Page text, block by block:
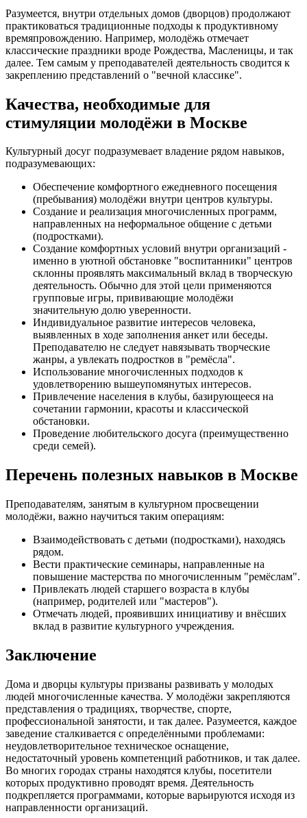
Разумеется, внутри отдельных домов (дворцов) продолжают
практиковаться традиционные подходы к продуктивному
времяпровождению. Например, молодёжь отмечает
классические праздники вроде Рождества, Масленицы, и так
далее. Тем самым у преподавателей деятельность сводится к
закреплению представлений о "вечной классике".
Качества, необходимые для
стимуляции молодёжи в Москве
Культурный досуг подразумевает владение рядом навыков,
подразумевающих:
Обеспечение комфортного ежедневного посещения
(пребывания) молодёжи внутри центров культуры.
Создание и реализация многочисленных программ,
направленных на неформальное общение с детьми
(подростками).
Создание комфортных условий внутри организаций -
именно в уютной обстановке "воспитанники" центров
склонны проявлять максимальный вклад в творческую
деятельность. Обычно для этой цели применяются
групповые игры, прививающие молодёжи
значительную долю уверенности.
Индивидуальное развитие интересов человека,
выявленных в ходе заполнения анкет или беседы.
Преподавателю не следует навязывать творческие
жанры, а увлекать подростков в "ремёсла".
Использование многочисленных подходов к
удовлетворению вышеупомянутых интересов.
Привлечение населения в клубы, базирующееся на
сочетании гармонии, красоты и классической
обстановки.
Проведение любительского досуга (преимущественно
среди семей).
Перечень полезных навыков в Москве
Преподавателям, занятым в культурном просвещении
молодёжи, важно научиться таким операциям:
Взаимодействовать с детьми (подростками), находясь
рядом.
Вести практические семинары, направленные на
повышение мастерства по многочисленным "ремёслам".
Привлекать людей старшего возраста в клубы
(например, родителей или "мастеров").
Отмечать людей, проявивших инициативу и внёсших
вклад в развитие культурного учреждения.
Заключение
Дома и дворцы культуры призваны развивать у молодых
людей многочисленные качества. У молодёжи закрепляются
представления о традициях, творчестве, спорте,
профессиональной занятости, и так далее. Разумеется, каждое
заведение сталкивается с определёнными проблемами:
неудовлетворительное техническое оснащение,
недостаточный уровень компетенций работников, и так далее.
Во многих городах страны находятся клубы, посетители
которых продуктивно проводят время. Деятельность
подкрепляется программами, которые варьируются исходя из
направленности организаций.